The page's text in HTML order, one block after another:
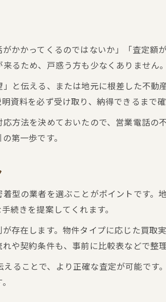
件を冷静に比較するコツ
で査定内容を見極めるポイント
定結果を活かした判断方法
条件の違いをまとめて理解
と再販の実務的な違いを分かりやすく解
知っておきたい契約と条件のポイント
実務条件を比較して納得の選択へ
と再販のメリット・デメリット整理
かかってくるのではないか」「査定額
るため、戸惑う方も少なくありません
と伝える、または地元に根差した不
資料を必ず受け取り、納得できるまで
方法を決めておいたので、営業電話の
第一歩です。
型の業者を選ぶことがポイントです。
続きを提案してくれます。
存在します。物件タイプに応じた買取
や契約条件も、事前に比較表などで整
ることで、より正確な査定が可能で